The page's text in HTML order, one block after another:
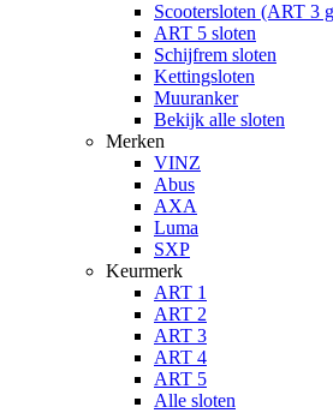
Scootersloten (ART 3
ART 5 sloten
Schijfrem sloten
Kettingsloten
Muuranker
Bekijk alle sloten
Merken
VINZ
Abus
AXA
Luma
SXP
Keurmerk
ART 1
ART 2
ART 3
ART 4
ART 5
Alle sloten